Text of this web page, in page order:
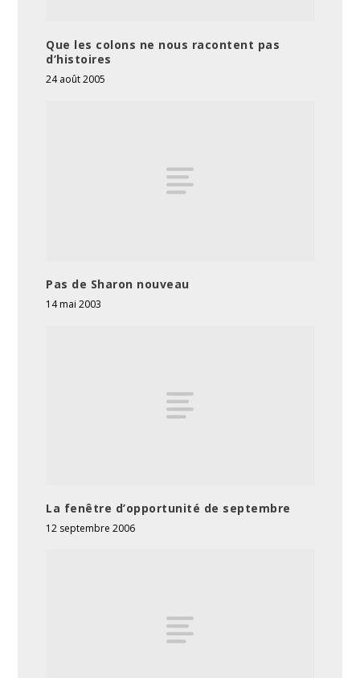
Que les colons ne nous racontent pas
d’histoires
24 août 2005
Pas de Sharon nouveau
14 mai 2003
La fenêtre d’opportunité de septembre
12 septembre 2006